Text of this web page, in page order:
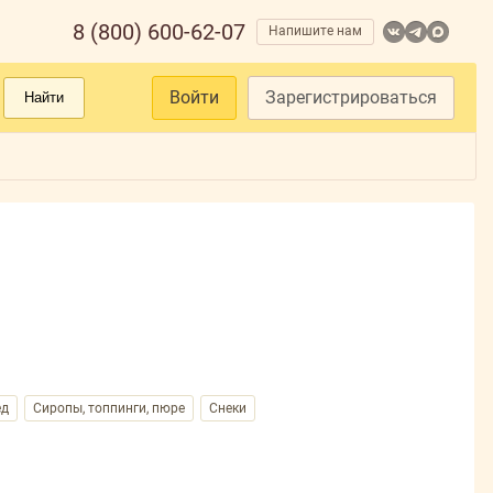
8 (800) 600-62-07 Напишите нам
Найти Войти Зарегистрироваться
Сиропы, топпинги, пюре Снеки